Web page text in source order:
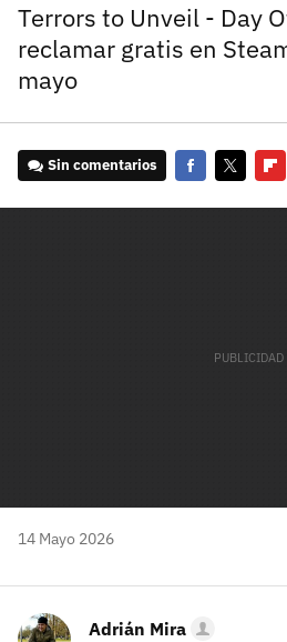
Terrors to Unveil - Day
reclamar gratis en
mayo
Sin comentarios
14 Mayo 2026
Adrián Mira
¿Ya